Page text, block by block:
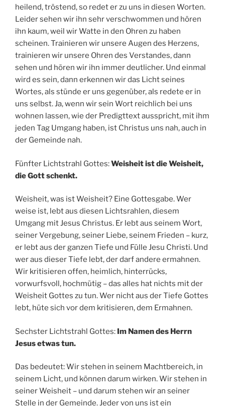
heilend, tröstend, so redet er zu uns in diesen Worten.
Leider sehen wir ihn sehr verschwommen und hören
ihn kaum, weil wir Watte in den Ohren zu haben
scheinen. Trainieren wir unsere Augen des Herzens,
trainieren wir unsere Ohren des Verstandes, dann
sehen und hören wir ihn immer deutlicher. Und einmal
wird es sein, dann erkennen wir das Licht seines
Wortes, als stünde er uns gegenüber, als redete er in
uns selbst. Ja, wenn wir sein Wort reichlich bei uns
wohnen lassen, wie der Predigttext ausspricht, mit ihm
jeden Tag Umgang haben, ist Christus uns nah, auch in
der Gemeinde nah.
Fünfter Lichtstrahl Gottes:Weisheit ist die Weisheit,
die Gott schenkt.
Weisheit, was ist Weisheit? Eine Gottesgabe. Wer
weise ist, lebt aus diesen Lichtsrahlen, diesem
Umgang mit Jesus Christus. Er lebt aus seinem Wort,
seiner Vergebung, seiner Liebe, seinem Frieden – kurz,
er lebt aus der ganzen Tiefe und Fülle Jesu Christi. Und
wer aus dieser Tiefe lebt, der darf andere ermahnen.
Wir kritisieren offen, heimlich, hinterrücks,
vorwurfsvoll, hochmütig – das alles hat nichts mit der
Weisheit Gottes zu tun. Wer nicht aus der Tiefe Gottes
lebt, hüte sich vor dem kritisieren, dem Ermahnen.
Sechster Lichtstrahl Gottes: Im Namen des Herrn
Jesus etwas tun.
Das bedeutet: Wir stehen in seinem Machtbereich, in
seinem Licht, und können darum wirken. Wir stehen in
seiner Weisheit – und darum stehen wir an seiner
Stelle in der Gemeinde. Jeder von uns ist ein